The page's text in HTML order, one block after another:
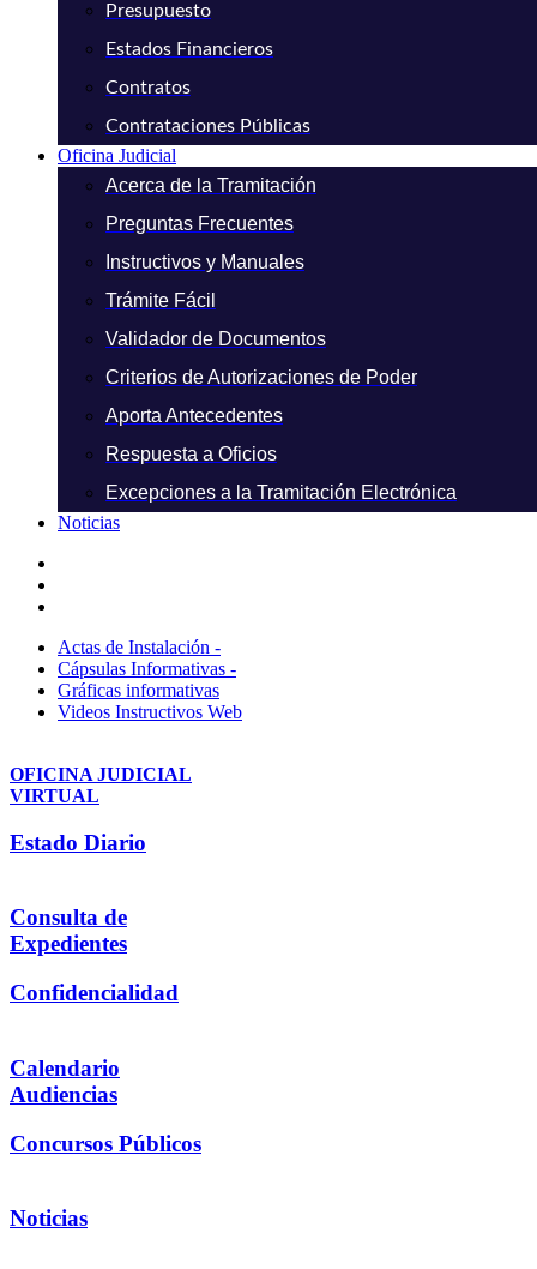
Presupuesto
Estados Financieros
Contratos
Contrataciones Públicas
Oficina Judicial
Acerca de la Tramitación
Preguntas Frecuentes
Instructivos y Manuales
Trámite Fácil
Validador de Documentos
Criterios de Autorizaciones de Poder
Aporta Antecedentes
Respuesta a Oficios
Excepciones a la Tramitación Electrónica
Noticias
Actas de Instalación -
Cápsulas Informativas -
Gráficas informativas
Videos Instructivos Web
OFICINA JUDICIAL
VIRTUAL
Estado Diario
Consulta de
Expedientes
Confidencialidad
Calendario
Audiencias
Concursos Públicos
Noticias